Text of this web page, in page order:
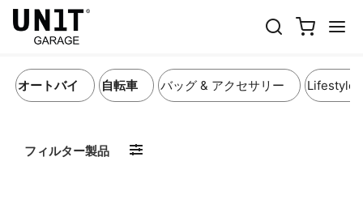
BMW R115 ADV推奨構成
オートバイ 自転車 バッグ & アクセサリー Lifestyle
フィルター製品